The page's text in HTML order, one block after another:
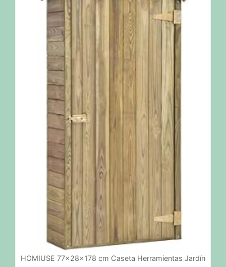
HOMIUSE 77x28x178 cm Caseta Herramientas Jardín